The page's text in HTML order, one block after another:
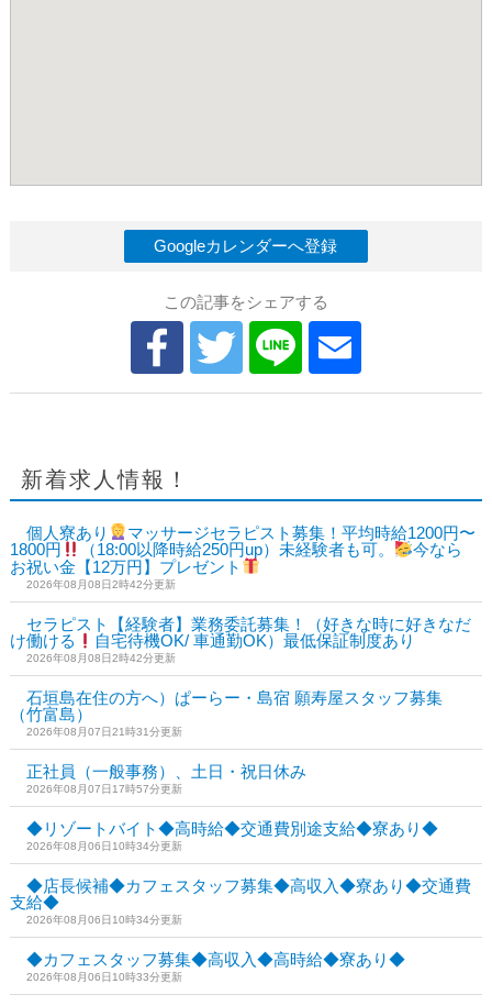
Googleカレンダーへ登録
この記事をシェアする
新着求人情報！
個人寮あり
マッサージセラピスト募集！平均時給1200円〜
1800円
（18:00以降時給250円up）未経験者も可。
今なら
お祝い金【12万円】プレゼント
2026年08月08日2時42分更新
セラピスト【経験者】業務委託募集！（好きな時に好きなだ
け働ける
自宅待機OK/ 車通勤OK）最低保証制度あり
2026年08月08日2時42分更新
石垣島在住の方へ）ぱーらー・島宿 願寿屋スタッフ募集
（竹富島）
2026年08月07日21時31分更新
正社員（一般事務）、土日・祝日休み
2026年08月07日17時57分更新
◆リゾートバイト◆高時給◆交通費別途支給◆寮あり◆
2026年08月06日10時34分更新
◆店長候補◆カフェスタッフ募集◆高収入◆寮あり◆交通費
支給◆
2026年08月06日10時34分更新
◆カフェスタッフ募集◆高収入◆高時給◆寮あり◆
2026年08月06日10時33分更新